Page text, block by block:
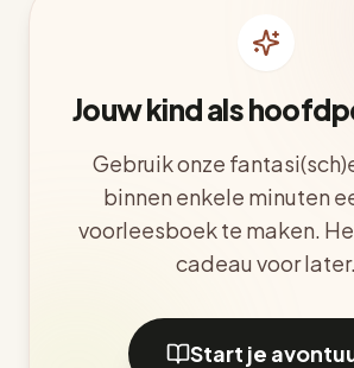
Jouw kind als
Gebruik onze
binnen enkele minuten
voorleesboek te maken.
cadeau voor later.
Start je